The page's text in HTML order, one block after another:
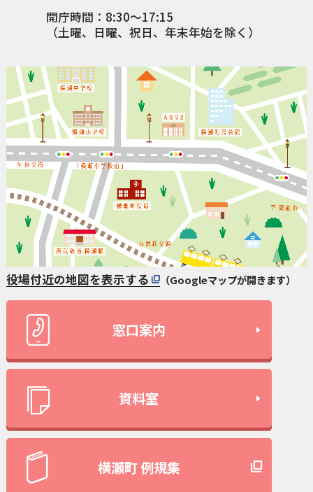
開庁時間：8:30〜17:15
（土曜、日曜、祝日、年末年始を除く）
役場付近の地図を表示する （Googleマップが開きます）
窓口案内
資料室
横瀬町 例規集